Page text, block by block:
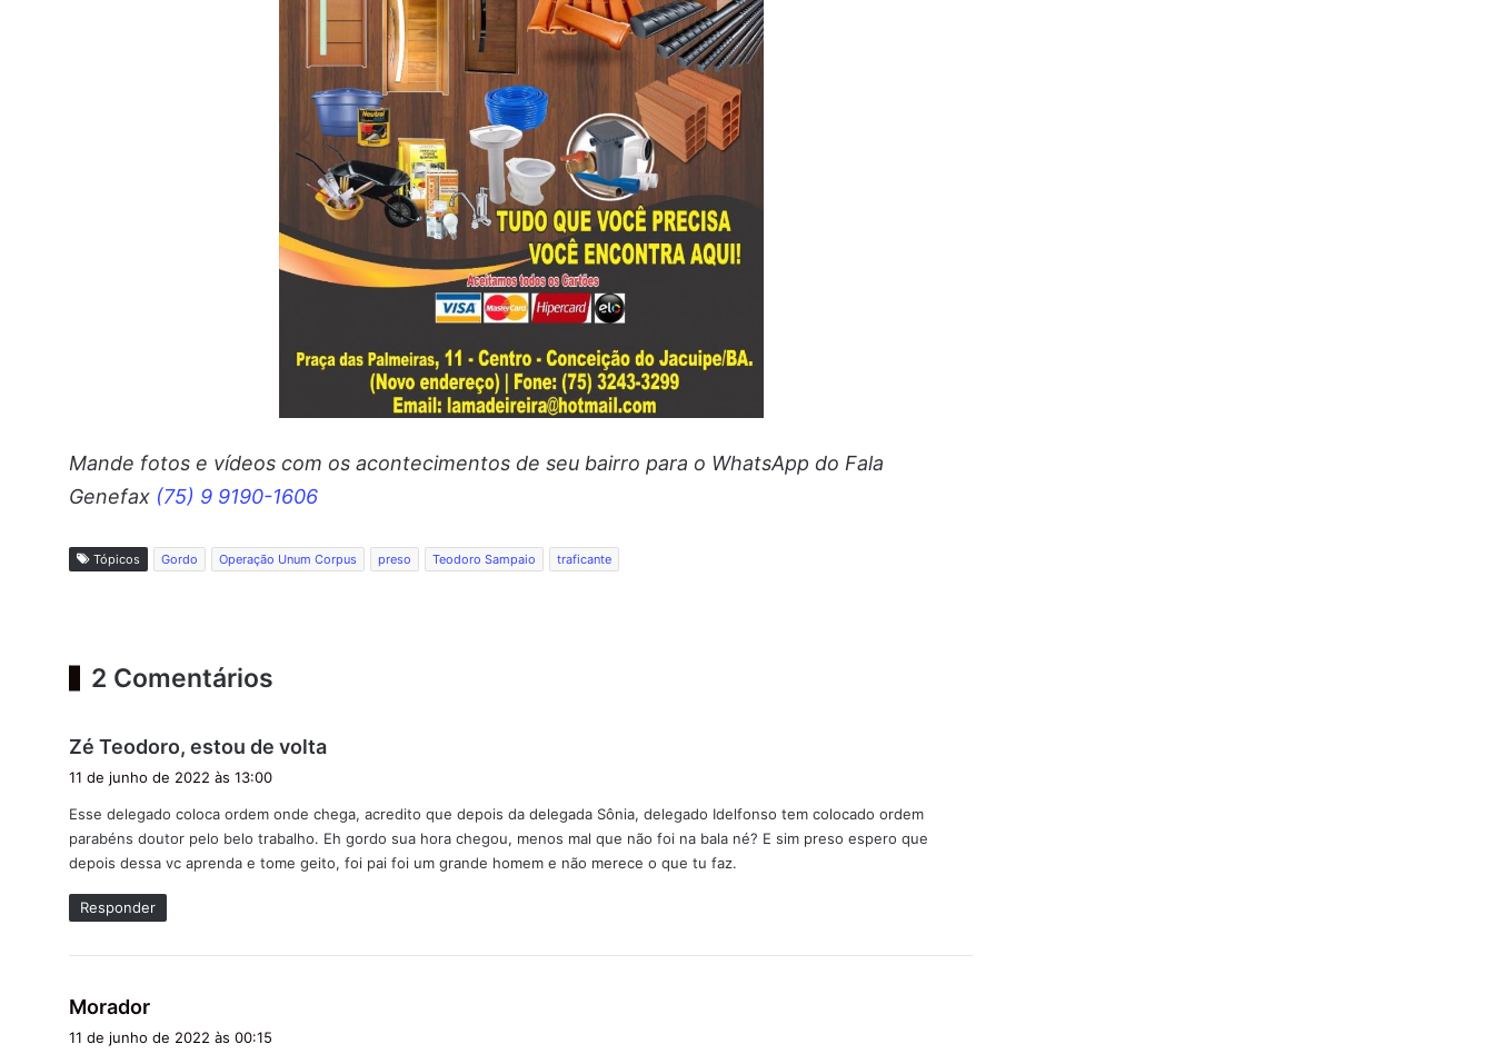
Mande fotos e vídeos com os acontecimentos de seu bairro para o WhatsApp do Fala
Genefax (75) 9 9190-1606
Tópicos Gordo Operação Unum Corpus preso Teodoro Sampaio traficante
2 Comentários
Zé Teodoro, estou de volta
s
e
:
11 de junho de 2022 às 13:00
Esse delegado coloca ordem onde chega, acredito que depois da delegada Sônia, delegado Idelfonso tem colocado ordem
parabéns doutor pelo belo trabalho. Eh gordo sua hora chegou, menos mal que não foi na bala né? E sim preso espero que
depois dessa vc aprenda e tome geito, foi pai foi um grande homem e não merece o que tu faz.
Responder
Morador
11 de junho de 2022 às 00:15